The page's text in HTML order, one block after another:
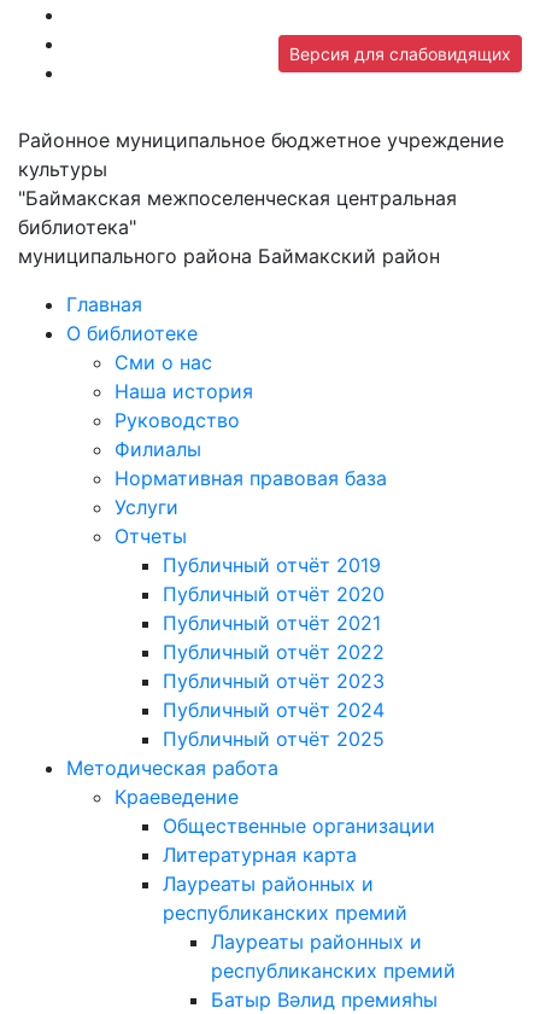
Версия для слабовидящих
Районное муниципальное бюджетное учреждение
культуры
"Баймакская межпоселенческая центральная
библиотека"
муниципального района Баймакский район
Главная
О библиотеке
Сми о нас
Наша история
Руководство
Филиалы
Нормативная правовая база
Услуги
Отчеты
Публичный отчёт 2019
Публичный отчёт 2020
Публичный отчёт 2021
Публичный отчёт 2022
Публичный отчёт 2023
Публичный отчёт 2024
Публичный отчёт 2025
Методическая работа
Краеведение
Общественные организации
Литературная карта
Лауреаты районных и
республиканских премий
Лауреаты районных и
республиканских премий
Батыр Вәлид премияһы